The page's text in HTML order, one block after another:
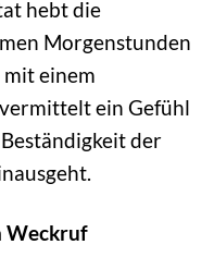
hebt die
Morgenstunden
einem
ein Gefühl
der
Weckruf